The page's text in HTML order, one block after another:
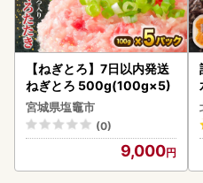
【ねぎとろ】7日以内発送
ねぎとろ 500g(100g×5)
宮城県塩竈市
(0)
9,000